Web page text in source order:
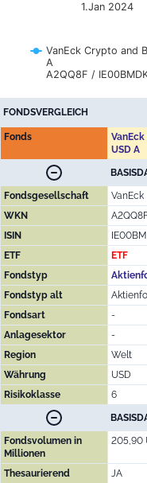
VanEck Crypto and
A
A2QQ8F /
1.Jan 2024
FONDSVERGLEICH
Fonds
USD A
Fondsgesellschaft
VanEck
WKN
ISIN
ETF
ETF
Fondstyp
Fondstyp alt
Fondsart
-
Anlagesektor
-
Region
Welt
Währung
USD
Risikoklasse
6
Fondsvolumen in
Millionen
205,90
Thesaurierend JA